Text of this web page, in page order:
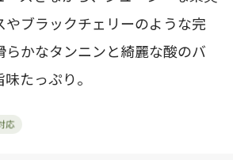
やブラックチェリーのような完
らかなタンニンと綺麗な酸のバ
たっぷり。